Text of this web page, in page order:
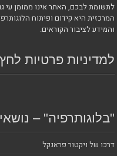
לתשומת לבכם, האתר אינו ממומן עי
המרכזית היא קידום ופיתוח
והמידע לציבור הקוראים.
למדיניות פרטיות
"בלוגותרפיה" –
דרכו של ויקטור פראנקל